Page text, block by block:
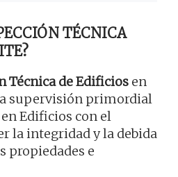
TÉCNICA
Técnica de Edificios en
supervisión primordial
Edificios con el
la integridad y la debida
propiedades e